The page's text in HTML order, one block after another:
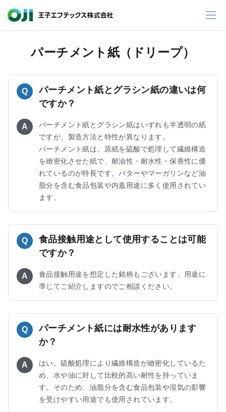
パーチメント紙（ドリープ）
Q
パーチメント紙とグラシン紙の違いは何
ですか？
A
パーチメント紙とグラシン紙はいずれも半透明の紙
ですが、製造方法と特性が異なります。
パーチメント紙は、原紙を硫酸で処理して繊維構造
を緻密化させた紙で、耐油性・耐水性・保香性に優
れているのが特長です。バターやマーガリンなど油
脂分を含む食品包装や内蓋用途に多く使用されてい
ます。
Q
食品接触用途として使用することは可能
ですか？
A
食品接触用途を想定した銘柄もございます、用途に
準じてご紹介しますのでご相談ください。
Q
パーチメント紙には耐水性があります
か？
A
はい。硫酸処理により繊維構造が緻密化しているた
め、水や油に対して比較的高い耐性を持っていま
す。そのため、油脂分を含む食品包装や湿気の影響
を受けやすい用途でも使用されています。